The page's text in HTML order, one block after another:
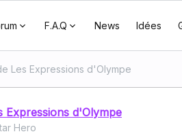
F.A.Q News Idées
Les Expressions d'Olympe
Expressions d'Olympe
Hero